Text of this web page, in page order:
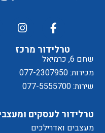
לטרלידור מרכז
שחם 6, כרמיאל
מכירות: 077-2307950
שירות: 077-5555700
טרלידור לעסקים
מעצבים ואדרילכים